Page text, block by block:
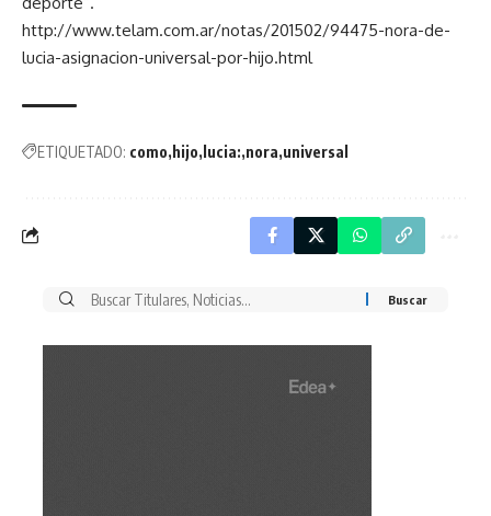
http://www.telam.com.ar/notas/201502/94475-nora-de-
lucia-asignacion-universal-por-hijo.html
ETIQUETADO: como hijo lucia: nora universal
Buscar